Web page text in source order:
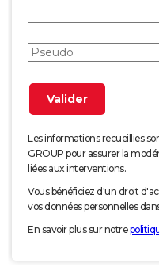
Les informations recueillies
GROUP pour assurer la
liées aux interventions.
Vous bénéficiez d'un droit
vos données personnelles
En savoir plus sur notre